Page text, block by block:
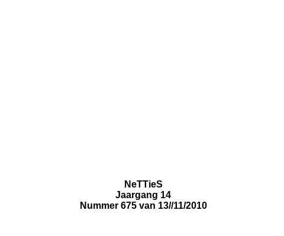
NeTTieS
Jaargang 14
Nummer 675 van 13//11/2010